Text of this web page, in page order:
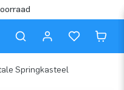
Springkasteel